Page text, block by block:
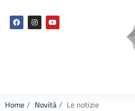
Home Novità Le notizie